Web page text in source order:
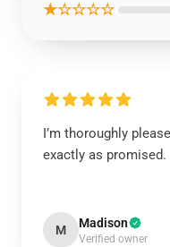
★☆☆☆☆
I’m thoroughly
exactly as promised.
M Madison
Verified owner